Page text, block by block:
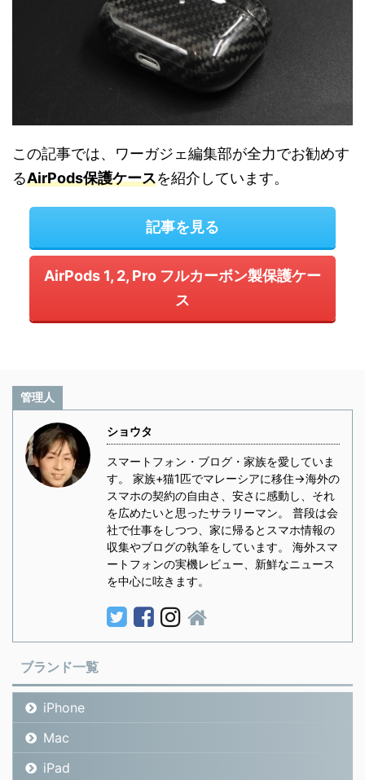
この記事では、ワーガジェ編集部が全力でお勧めす
るAirPods保護ケースを紹介しています。
記事を見る
AirPods 1, 2, Pro フルカーボン製保護ケー
ス
管理人
ショウタ
スマートフォン・ブログ・家族を愛していま
す。 家族+猫1匹でマレーシアに移住→海外の
スマホの契約の自由さ、安さに感動し、それ
を広めたいと思ったサラリーマン。 普段は会
社で仕事をしつつ、家に帰るとスマホ情報の
収集やブログの執筆をしています。 海外スマ
ートフォンの実機レビュー、新鮮なニュース
を中心に呟きます。
ブランド一覧
iPhone
Mac
iPad